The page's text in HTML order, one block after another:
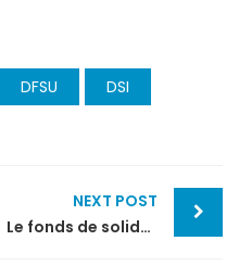
DFSU DSI
NEXT POST
Le fonds de solidarité du mois de avril 2021